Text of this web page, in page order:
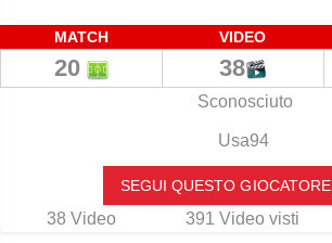
MATCH VIDEO
20 38
Sconosciuto
Usa94
SEGUI QUESTO GIOCATORE
38 Video 391 Video visti